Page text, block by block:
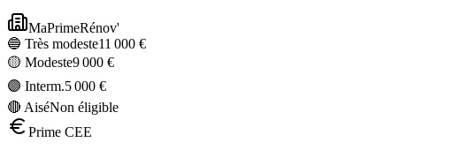
MaPrimeRénov'
🔵 Très modeste11 000 €
🟡 Modeste9 000 €
🟣 Interm.5 000 €
🔴 AiséNon éligible
Prime CEE